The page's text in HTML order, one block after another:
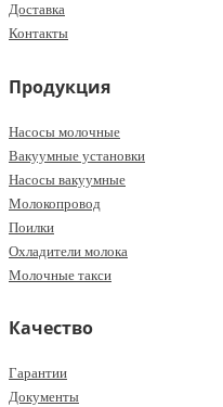
Доставка
Контакты
Продукция
Насосы молочные
Вакуумные установки
Насосы вакуумные
Молокопровод
Поилки
Охладители молока
Молочные такси
Качество
Гарантии
Документы